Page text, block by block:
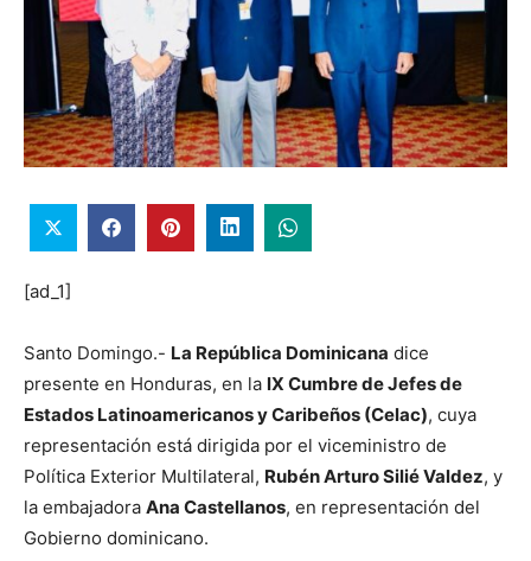
[ad_1]
Santo Domingo.- La República Dominicana dice
presente en Honduras, en la lX Cumbre de Jefes de
Estados Latinoamericanos y Caribeños (Celac), cuya
representación está dirigida por el viceministro de
Política Exterior Multilateral, Rubén Arturo Silié Valdez, y
la embajadora Ana Castellanos, en representación del
Gobierno dominicano.